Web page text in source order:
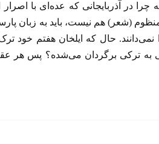
در آذربایجانی که عده‌ای با
‌‌(شعر) هم نیست، باید به زبان
حال که ایلخان هفتم خود
به ترکی برگردان می‌شده؟ پس هر